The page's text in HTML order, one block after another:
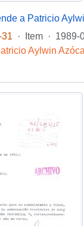
a Patricio
· Item · 1989-
Aylwin